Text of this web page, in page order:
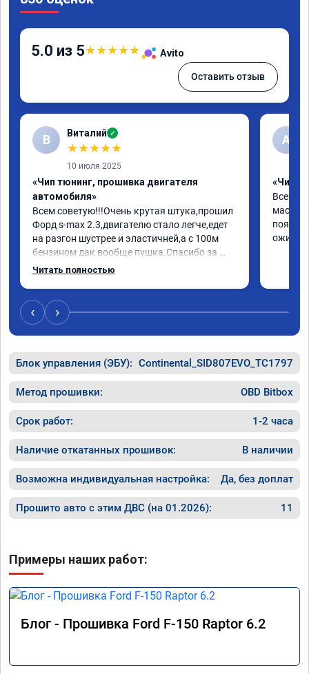
5.0 из 5★★★★★ Avito
Оставить отзыв
В Виталий ✓
★★★★★
10 июля 2025
«Чип тюнинг, прошивка двигателя
автомобиля»
Всем советую!!!Очень крутая штука,прошил
Форд s-max 2.3,двигателю стало легче,едет
на разгон шустрее и эластичней,а с 100м
бензином дак вообще пушка.Спасибо за
работу,за эмоции.Желаю
рекомендовать друзьям и знакомым.
Читать полностью
А
«Чип
Все
мастер
ожил.
‹ ›
Блок управления (ЭБУ): Continental_SID807EVO_TC1797
Метод прошивки: OBD Bitbox
Срок работ: 1-2 часа
Наличие откатанных прошивок: В наличии
Возможна индивидуальная настройка: Да, без доплат
Прошито авто с этим ДВС (на 01.2026): 11
Примеры наших работ:
Блог - Прошивка Ford F-150 Raptor 6.2